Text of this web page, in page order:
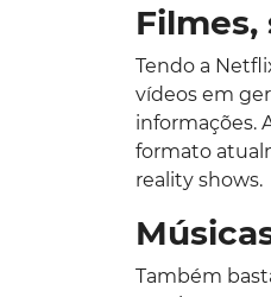
Tendo a
vídeos em
informações.
formato
reality shows.
Também